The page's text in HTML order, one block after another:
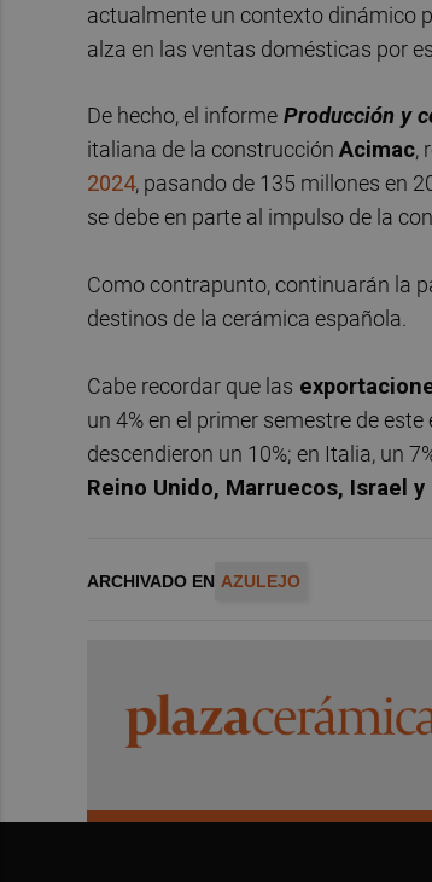
actualmente un contexto dinámico
alza en las ventas domésticas por
De hecho, el informe Producción y
italiana de la construcción Acimac,
2024, pasando de 135 millones en
se debe en parte al impulso de la
Como contrapunto, continuarán la
destinos de la cerámica española.
Cabe recordar que las
un 4% en el primer semestre de
descendieron un 10%; en Italia, un
Reino Unido, Marruecos, Israel
ARCHIVADO EN AZULEJO